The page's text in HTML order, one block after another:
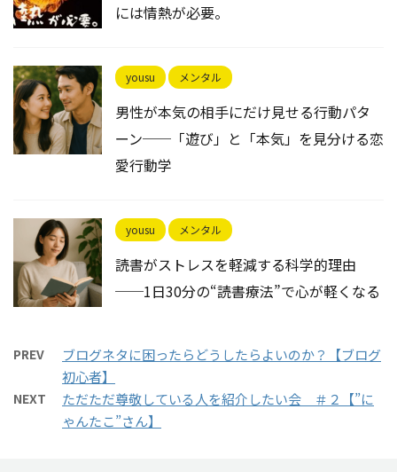
には情熱が必要。
yousu メンタル
男性が本気の相手にだけ見せる行動パタ
ーン──「遊び」と「本気」を見分ける恋
愛行動学
yousu メンタル
読書がストレスを軽減する科学的理由
──1日30分の“読書療法”で心が軽くなる
PREV
ブログネタに困ったらどうしたらよいのか？【ブログ
初心者】
NEXT
ただただ尊敬している人を紹介したい会 ＃２【”に
ゃんたこ”さん】